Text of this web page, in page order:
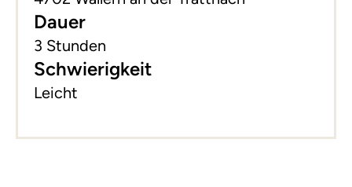
Dauer
3 Stunden
Schwierigkeit
Leicht